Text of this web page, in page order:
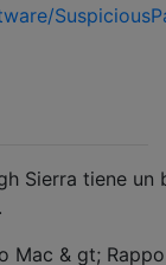
Sierra tiene un
Mac & gt;